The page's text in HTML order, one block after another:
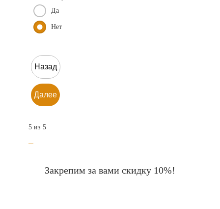
Да
Нет
Назад
Далее
5 из 5
Закрепим за вами скидку 10%!